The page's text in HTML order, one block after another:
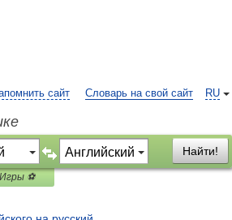
RU
сайт Словарь на свой сайт
Найти!
Игры ⚽